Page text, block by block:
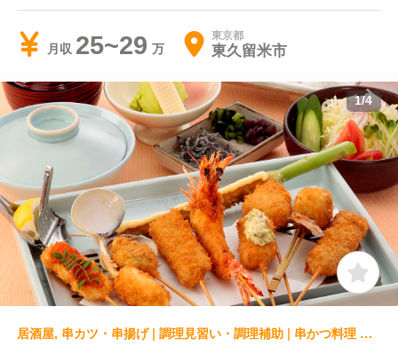
月収 25~29 東京都
東久留米市
1/4
居酒屋, 串カツ・串揚げ | 調理見習い・調理補助 | 串かつ料理 活 ナビオ阪急店